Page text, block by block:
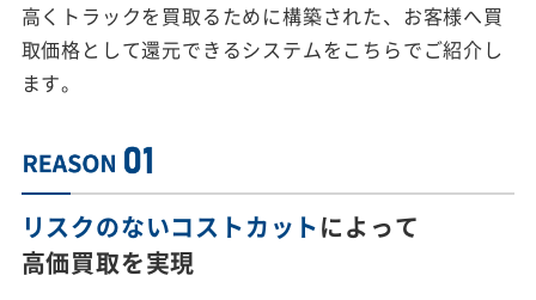
高くトラックを買取るために構築された、お客様へ買
取価格として還元できるシステムをこちらでご紹介し
ます。
リスクのないコストカットによって
高価買取を実現